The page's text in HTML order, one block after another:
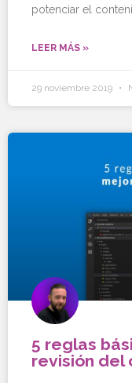
potenciar el
LEER MÁS »
29 noviembre 2019
5 reglas
revisión del